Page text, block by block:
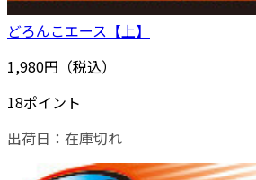
どろんこエース【上】
1,980円（税込）
18ポイント
出荷日： 在庫切れ